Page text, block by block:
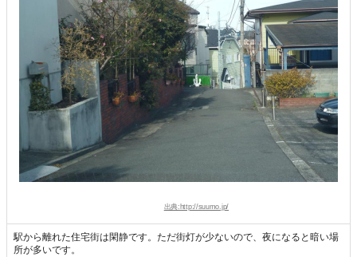
出典:http://suumo.jp/
駅から離れた住宅街は閑静です。ただ街灯が少ないので、夜になると暗い場
所が多いです。